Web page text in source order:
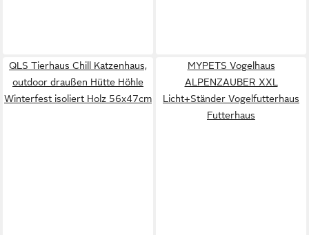
QLS Tierhaus Chill Katzenhaus,
outdoor draußen Hütte Höhle
Winterfest isoliert Holz 56x47cm
MYPETS Vogelhaus
ALPENZAUBER XXL
Licht+Ständer Vogelfutterhaus
Futterhaus